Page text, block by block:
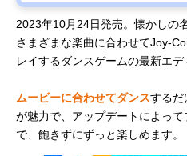
2023年10月24日発売。懐かしの
さまざまな楽曲に合わせてJoy-
レイするダンスゲームの最新エデ
ムービーに合わせてダンスするだ
が魅力で、アップデートによっ
で、飽きずにずっと楽しめます。